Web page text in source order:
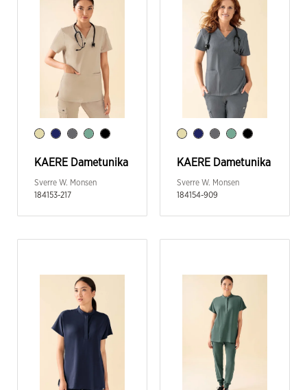
KAERE Dametunika
Sverre W. Monsen
184153-217
KAERE Dametunika
Sverre W. Monsen
184154-909